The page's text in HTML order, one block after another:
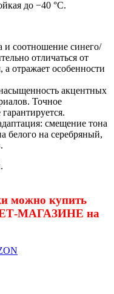
до −40 °C.
и соотношение синего/
отличаться от
отражает особенности
акцентных
Точное
смещение тона
белого на серебряный,
можно купить
МАГАЗИНЕ на